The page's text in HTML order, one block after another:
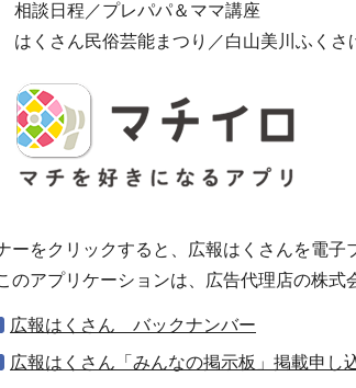
相談日程／プレパパ＆ママ講座
くさん民俗芸能まつり／白山美川ふくさ
ーをクリックすると、広報はくさんを電子
のアプリケーションは、広告代理店の株式
広報はくさん バックナンバー
広報はくさん「みんなの掲示板」掲載申し